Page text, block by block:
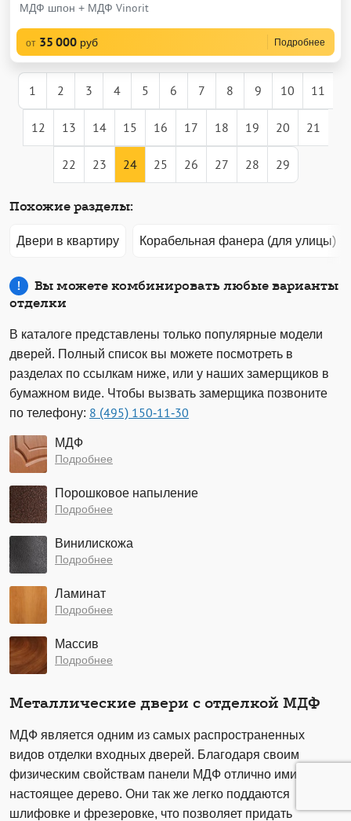
МДФ шпон + МДФ Vinorit
от 35 000 руб Подробнее
1 2 3 4 5 6 7 8 9 10 11
12 13 14 15 16 17 18 19 20 21
22 23 24 25 26 27 28 29
Похожие разделы:
Двери в квартиру Корабельная фанера (для улицы)
Вы можете комбинировать любые варианты
отделки
В каталоге представлены только популярные модели
дверей. Полный список вы можете посмотреть в
разделах по ссылкам ниже, или у наших замерщиков в
бумажном виде. Чтобы вызвать замерщика позвоните
по телефону: 8 (495) 150-11-30
МДФ
Подробнее
Порошковое напыление
Подробнее
Винилискожа
Подробнее
Ламинат
Подробнее
Массив
Подробнее
Металлические двери с отделкой МДФ
МДФ является одним из самых распространенных
видов отделки входных дверей. Благодаря своим
физическим свойствам панели МДФ отлично имитируют
настоящее дерево. Они так же легко поддаются
шлифовке и фрезеровке, что позволяет придать